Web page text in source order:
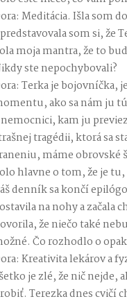
Meditácia. Išla som
som si, že
moja mantra, že to
ste nepochybovali?
Terka je bojovníčka,
ako sa nám ju
kam ju
tragédii, ktorá sa
máme obrovské
hlavne o tom, že je
denník sa končí
na nohy a začala
že niečo také
Čo rozhodlo o
Kreativita lekárov a
je zlé, že nič nejde,
Terezka dnes cvičí